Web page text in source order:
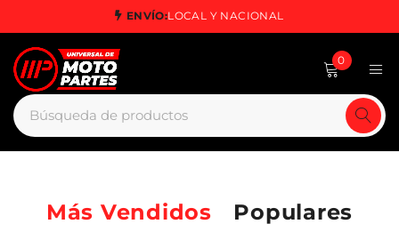
ENVÍO:LOCAL Y NACIONAL
0
Más Vendidos Populares